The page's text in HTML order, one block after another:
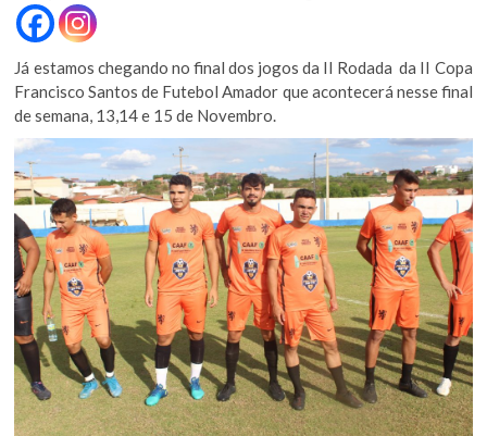
Já estamos chegando no final dos jogos da II Rodada da II Copa
Francisco Santos de Futebol Amador que acontecerá nesse final
de semana, 13,14 e 15 de Novembro.